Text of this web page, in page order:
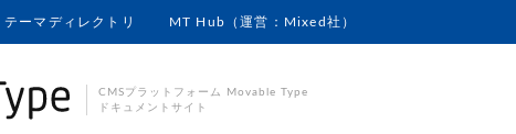
ーマディレクトリ MT Hub（運営：Mixed社）
CMSプラットフォーム Movable Type
ドキュメントサイト